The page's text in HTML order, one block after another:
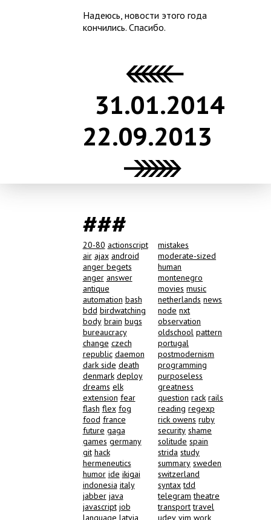
Надеюсь, новости этого года
кончились. Спасибо.
31.01.2014
22.09.2013
###
20-80 actionscript
air ajax android
anger begets
anger answer
antique
automation bash
bdd birdwatching
body brain bugs
bureaucracy
change czech
republic daemon
dark side death
denmark deploy
dreams elk
extension fear
flash flex fog
food france
future gaga
games germany
git hack
hermeneutics
humor ide ikigai
indonesia italy
jabber java
javascript job
language latvia
mistakes
moderate-sized
human
montenegro
movies music
netherlands news
node nxt
observation
oldschool pattern
portugal
postmodernism
programming
purposeless
greatness
question rack rails
reading regexp
rick owens ruby
security shame
solitude spain
strida study
summary sweden
switzerland
syntax tdd
telegram theatre
transport travel
udev vim work